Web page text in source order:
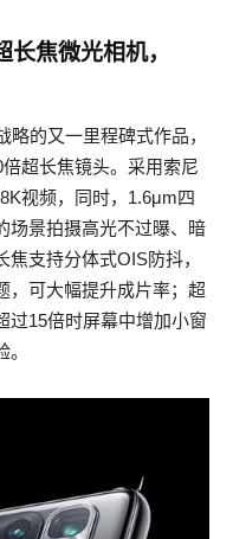
焦微光相机，
的又一里程碑式作品，
超长焦镜头。采用索尼
视频，同时，1.6μm四
场景拍摄高光不过曝、暗
支持分体式OIS防抖，
，可大幅提升成片率；超
过15倍时屏幕中增加小窗